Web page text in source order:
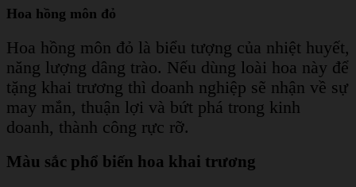
Hoa hồng môn đỏ
Hoa hồng môn đỏ là biểu tượng của nhiệt huyết,
năng lượng dâng trào. Nếu dùng loài hoa này để
tặng khai trương thì doanh nghiệp sẽ nhận về sự
may mắn, thuận lợi và bứt phá trong kinh
doanh, thành công rực rỡ.
Màu sắc phổ biến hoa khai trương